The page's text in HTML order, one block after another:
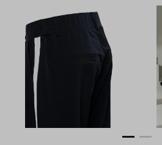
Capisce
Mode